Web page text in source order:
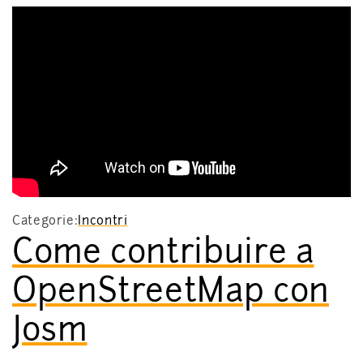
Categorie:Incontri
Come contribuire a
OpenStreetMap con
Josm